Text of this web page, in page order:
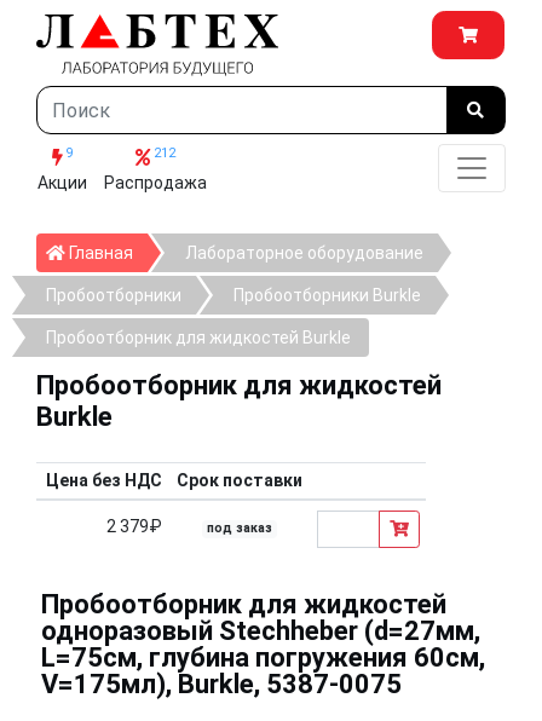
9
Акции
212
Распродажа
Главная ГлавнаяЛабораторное оборудование
Пробоотборники Пробоотборники Burkle
Пробоотборник для жидкостей Burkle
Пробоотборник для жидкостей
Burkle
Цена без НДС Срок поставки
2 379₽ под заказ
Пробоотборник для жидкостей
одноразовый Stechheber (d=27мм,
L=75см, глубина погружения 60см,
V=175мл), Burkle, 5387-0075